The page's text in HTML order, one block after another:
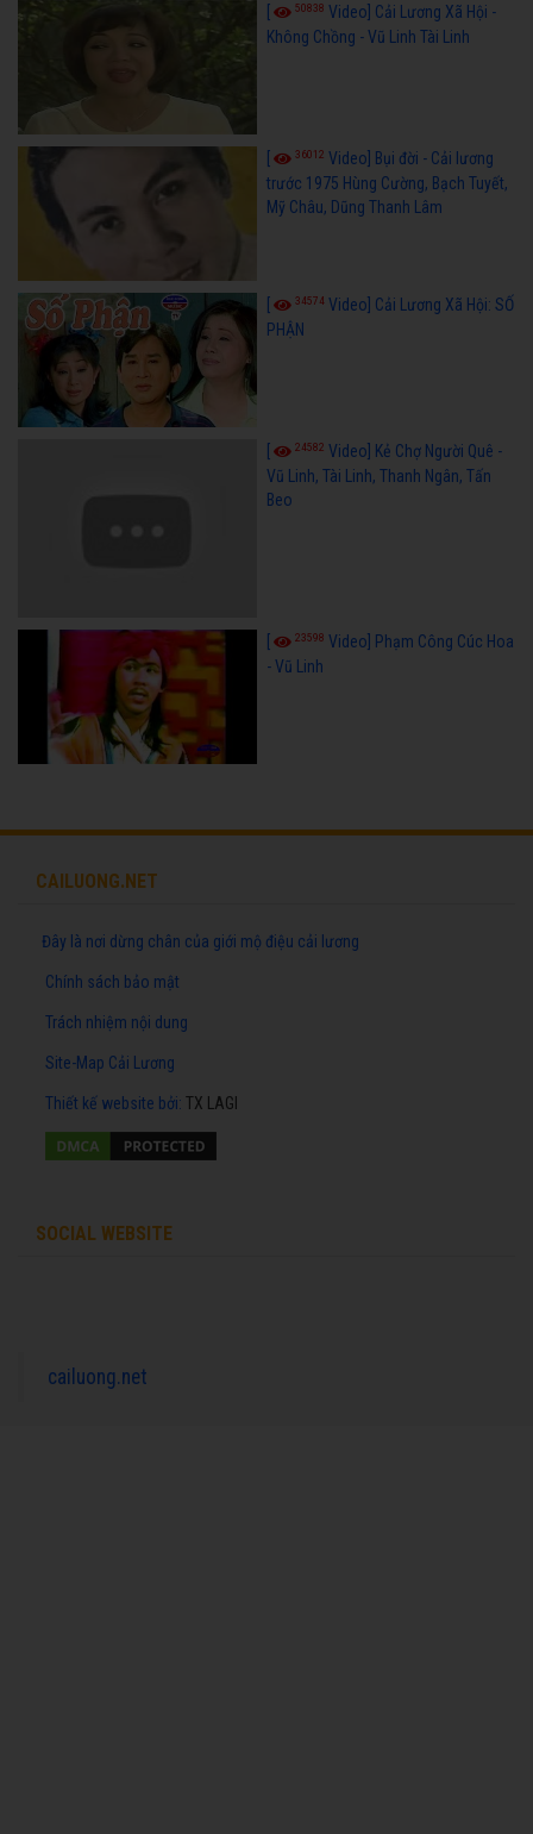
50838 Video] Cải Lương Xã Hội -
Không Chồng - Vũ Linh Tài Linh
36012 Video] Bụi đời - Cải lương
trước 1975 Hùng Cường, Bạch Tuyết,
Mỹ Châu, Dũng Thanh Lâm
34574 Video] Cải Lương Xã Hội: SỐ
PHẬN
24582 Video] Kẻ Chợ Người Quê -
Vũ Linh, Tài Linh, Thanh Ngân, Tấn
Beo
23598 Video] Phạm Công Cúc Hoa
- Vũ Linh
CAILUONG.NET
Đây là nơi dừng chân của giới mộ điệu cải lương
Chính sách bảo mật
Trách nhiệm nội dung
Site-Map Cải Lương
Thiết kế website bởi: TX LAGI
SOCIAL WEBSITE
cailuong.net